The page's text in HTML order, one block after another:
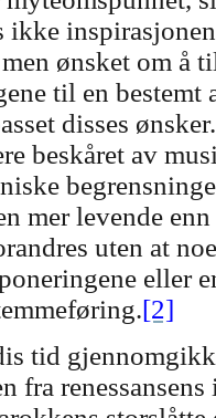
ønsket om å
til en bestemt
disses
beskåret av
mer levende
uten at
eller
[2]
tid gjennomgikk
fra renessansens